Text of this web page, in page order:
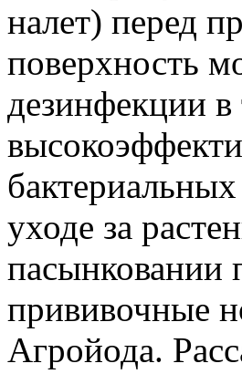
налет) перед
поверхность
дезинфекции в
уходе за
пасынковании
прививочные
Агройода.